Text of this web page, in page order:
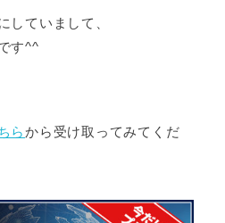
していまして、
す^^
らから受け取ってみてくだ